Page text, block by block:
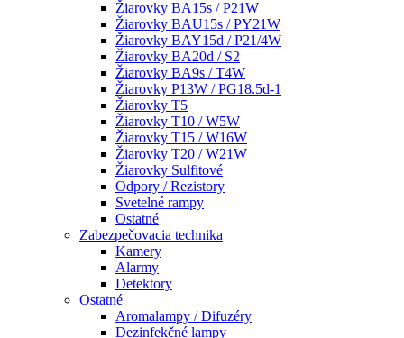
Žiarovky BA15s / P21W
Žiarovky BAU15s / PY21W
Žiarovky BAY15d / P21/4W
Žiarovky BA20d / S2
Žiarovky BA9s / T4W
Žiarovky P13W / PG18.5d-1
Žiarovky T5
Žiarovky T10 / W5W
Žiarovky T15 / W16W
Žiarovky T20 / W21W
Žiarovky Sulfitové
Odpory / Rezistory
Svetelné rampy
Ostatné
Zabezpečovacia technika
Kamery
Alarmy
Detektory
Ostatné
Aromalampy / Difuzéry
Dezinfekčné lampy